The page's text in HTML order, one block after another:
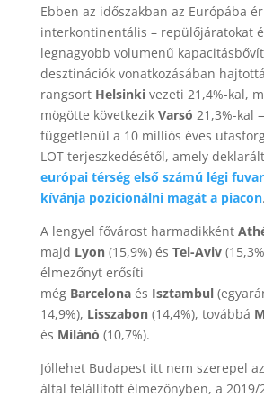
Ebben az időszakban az Európába
interkontinentális – repülőjáratokat
legnagyobb volumenű
desztinációk vonatkozásában
rangsort Helsinkivezeti 21,4%-kal,
mögötte következik Varsó 21,3%-kal
függetlenül a 10 milliós éves
LOT terjeszkedésétől, amely
európai térség első számú légi
kívánja pozicionálni magát a piacon.
A lengyel fővárost harmadikként
majd Lyon(15,9%) és Tel-Aviv
élmezőnyt erősíti
még Barcelonaés Isztambul
14,9%), Lisszabon(14,4%), továbbá
és Milánó (10,7%).
Jóllehet Budapest itt nem szerepel
által felállított élmezőnyben, a 2019/